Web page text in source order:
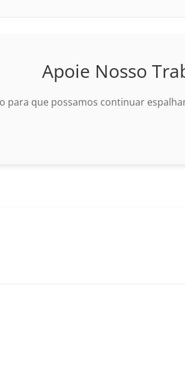
Apoie Nosso
para que possamos continuar